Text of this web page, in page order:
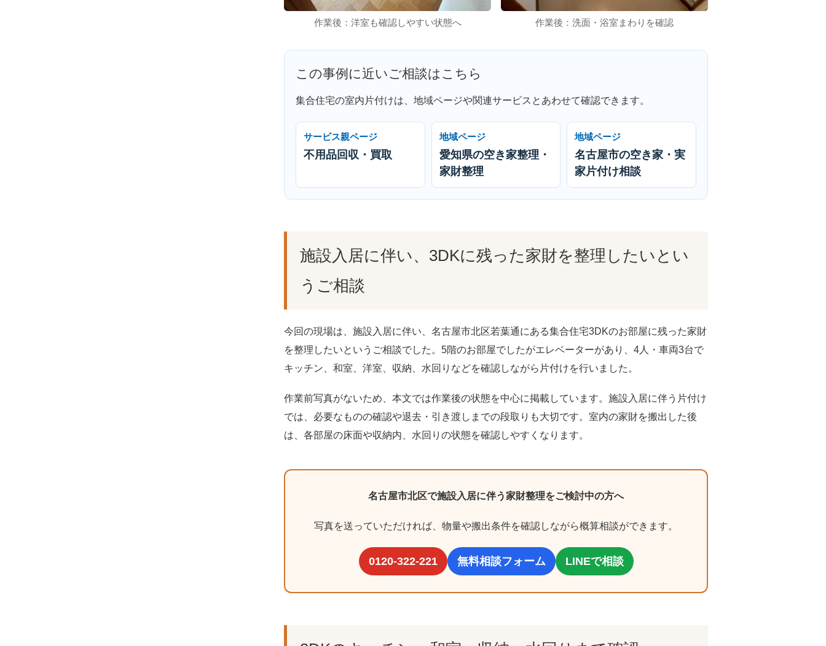
作業後：洋室も確認しやすい状態へ 作業後：洗面・浴室まわりを確認
この事例に近いご相談はこちら
集合住宅の室内片付けは、地域ページや関連サービスとあわせて確認できます。
サービス親ページ
不用品回収・買取
地域ページ
愛知県の空き家整理・
家財整理
地域ページ
名古屋市の空き家・実
家片付け相談
施設入居に伴い、3DKに残った家財を整理したいとい
うご相談
今回の現場は、施設入居に伴い、名古屋市北区若葉通にある集合住宅3DKのお部屋に残った家財
を整理したいというご相談でした。5階のお部屋でしたがエレベーターがあり、4人・車両3台で
キッチン、和室、洋室、収納、水回りなどを確認しながら片付けを行いました。
作業前写真がないため、本文では作業後の状態を中心に掲載しています。施設入居に伴う片付け
では、必要なものの確認や退去・引き渡しまでの段取りも大切です。室内の家財を搬出した後
は、各部屋の床面や収納内、水回りの状態を確認しやすくなります。
名古屋市北区で施設入居に伴う家財整理をご検討中の方へ
写真を送っていただければ、物量や搬出条件を確認しながら概算相談ができます。
0120-322-221 無料相談フォーム LINEで相談